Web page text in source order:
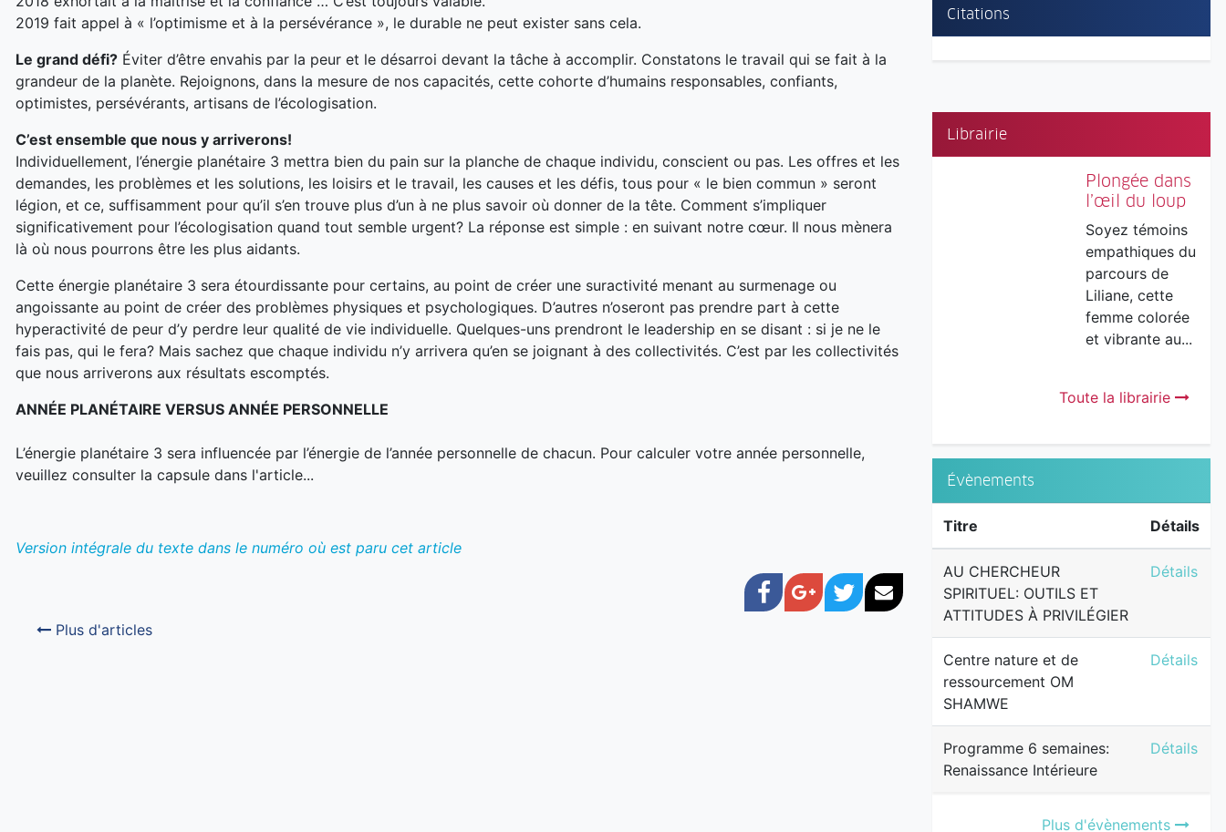
Citations
Librairie
Plongée dans
l’œil du loup
Soyez témoins
empathiques du
parcours de
Liliane, cette
femme colorée
et vibrante au...
Toute la librairie
Évènements
Titre Détails
AU CHERCHEUR
SPIRITUEL: OUTILS ET
ATTITUDES À PRIVILÉGIER
AU
Détails
Centre nature et de
ressourcement OM
SHAMWE
Centre
Détails
Programme 6 semaines:
Renaissance Intérieure
Détails
Plus d'évènements
2019 fait appel à « l’optimisme et à la persévérance », le durable ne peut exister sans cela.
Le grand défi? Éviter d’être envahis par la peur et le désarroi devant la tâche à accomplir. Constatons le travail qui se fait à la
grandeur de la planète. Rejoignons, dans la mesure de nos capacités, cette cohorte d’humains responsables, confiants,
optimistes, persévérants, artisans de l’écologisation.
C’est ensemble que nous y arriverons!
Individuellement, l’énergie planétaire 3 mettra bien du pain sur la planche de chaque individu, conscient ou pas. Les offres et les
demandes, les problèmes et les solutions, les loisirs et le travail, les causes et les défis, tous pour « le bien commun » seront
légion, et ce, suffisamment pour qu’il s’en trouve plus d’un à ne plus savoir où donner de la tête. Comment s’impliquer
significativement pour l’écologisation quand tout semble urgent? La réponse est simple : en suivant notre cœur. Il nous mènera
là où nous pourrons être les plus aidants.
Cette énergie planétaire 3 sera étourdissante pour certains, au point de créer une suractivité menant au surmenage ou
angoissante au point de créer des problèmes physiques et psychologiques. D’autres n’oseront pas prendre part à cette
hyperactivité de peur d’y perdre leur qualité de vie individuelle. Quelques-uns prendront le leadership en se disant : si je ne le
fais pas, qui le fera? Mais sachez que chaque individu n’y arrivera qu’en se joignant à des collectivités. C’est par les collectivités
que nous arriverons aux résultats escomptés.
ANNÉE PLANÉTAIRE VERSUS ANNÉE PERSONNELLE
L’énergie planétaire 3 sera influencée par l’énergie de l’année personnelle de chacun. Pour calculer votre année personnelle,
veuillez consulter la capsule dans l'article...
Version intégrale du texte dans le numéro où est paru cet article
Facebook
Google+
TwitterCourriel
Plus d'articles